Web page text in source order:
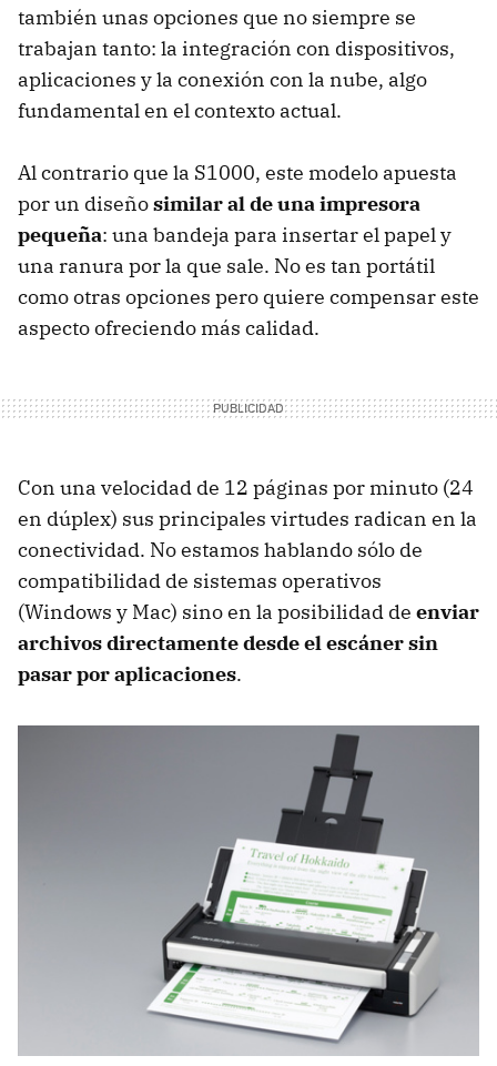
también unas opciones que no siempre se
trabajan tanto: la integración con dispositivos,
aplicaciones y la conexión con la nube, algo
fundamental en el contexto actual.
Al contrario que la S1000, este modelo apuesta
por un diseñosimilar al de una impresora
pequeña: una bandeja para insertar el papel y
una ranura por la que sale. No es tan portátil
como otras opciones pero quiere compensar este
aspecto ofreciendo más calidad.
Con una velocidad de 12 páginas por minuto (24
en dúplex) sus principales virtudes radican en la
conectividad. No estamos hablando sólo de
compatibilidad de sistemas operativos
(Windows y Mac) sino en la posibilidad de enviar
archivos directamente desde el escáner sin
pasar por aplicaciones.